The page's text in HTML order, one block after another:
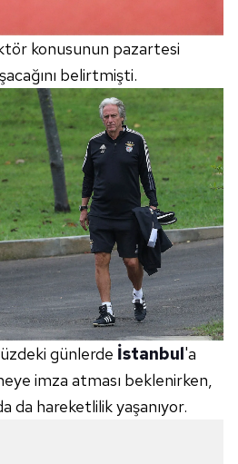
konusunun pazartesi
belirtmişti.
günlerde İstanbul'a
imza atması beklenirken,
da hareketlilik yaşanıyor.